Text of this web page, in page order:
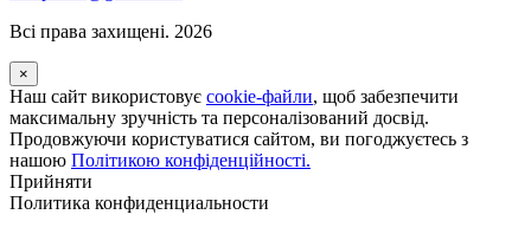
Всі права захищені. 2026
×
Наш сайт використовує cookie-файли, щоб забезпечити
максимальну зручність та персоналізований досвід.
Продовжуючи користуватися сайтом, ви погоджуєтесь з
нашою Політикою конфіденційності.
Прийняти
Политика конфиденциальности